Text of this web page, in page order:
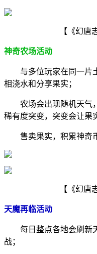
【《幻唐
神奇农场活动
与多位玩家在同一片
相浇水和分享果实；
农场会出现随机天气
稀有度突变，突变会让果
售卖果实，积累神奇
【《幻唐
天魔再临活动
每日整点各地会刷新
战；